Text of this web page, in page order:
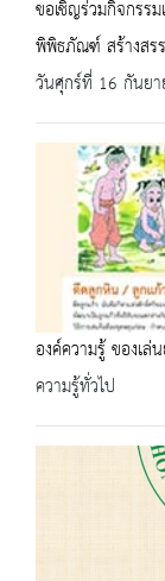
ขอเชิญร่วมกิจกร
พิพิธภัณฑ์ สร้างสร
วันศุกร์ที่ 16 กันย
องค์ความรู้ ของเ
ความรู้ทั่วไป